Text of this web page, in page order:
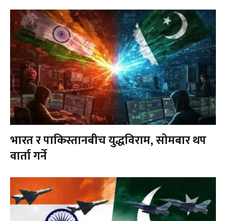
भारत र पाकिस्तानबीच युद्धविराम, सोमबार थप
वार्ता गर्ने